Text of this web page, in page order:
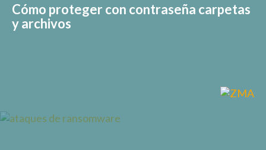
Cómo proteger con contraseña carpetas
y archivos